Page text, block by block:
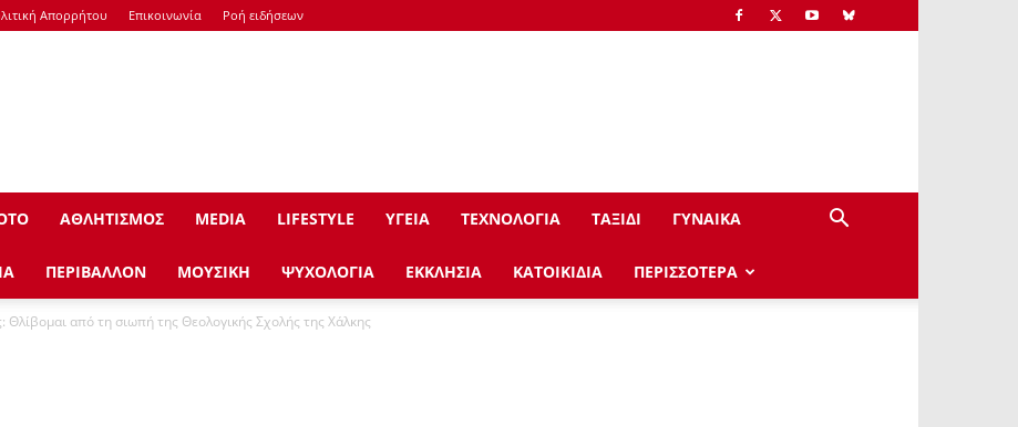
Απορρήτου Επικοινωνία Ροή ειδήσεων
ΑΘΛΗΤΙΣΜΟΣ ΜEDIA LIFESTYLE ΥΓΕΙΑ ΤΕΧΝΟΛΟΓΙΑ ΤΑΞΙΔΙ ΓΥΝΑΙΚΑ
ΠΕΡΙΒΑΛΛΟΝ ΜΟΥΣΙΚΗ ΨΥΧΟΛΟΓΙΑ ΕΚΚΛΗΣΙΑ ΚΑΤΟΙΚΙΔΙΑ ΠΕΡΙΣΣΟΤΕΡΑ
Θλίβομαι από τη σιωπή της Θεολογικής Σχολής της Χάλκης